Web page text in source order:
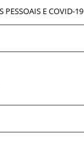
PESSOAIS E COVID-19